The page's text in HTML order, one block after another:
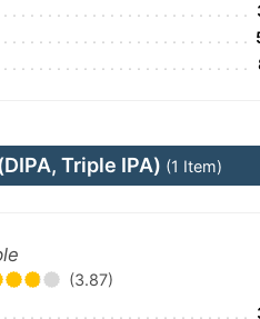
Triple IPA) (1 Item)
(3.87)